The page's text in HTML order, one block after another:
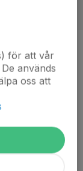
att göra
framåt
för att vår
används
oss att